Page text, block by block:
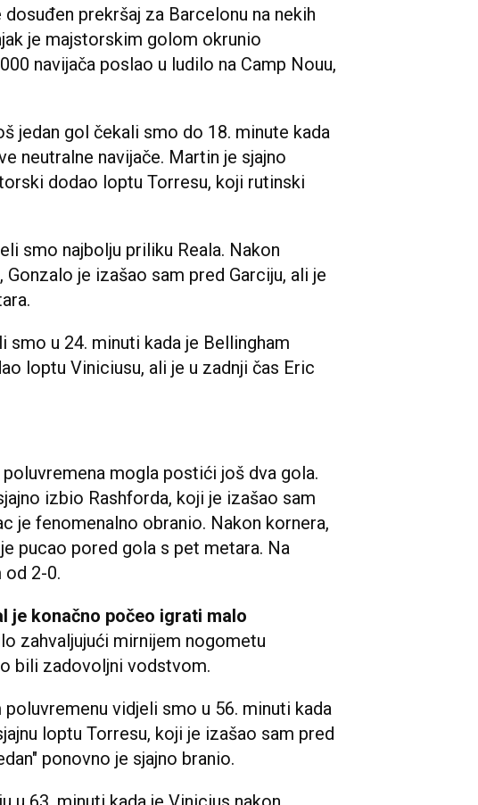
prekršaj za Barcelonu na nekih
je majstorskim golom okrunio
navijača poslao u ludilo na Camp Nouu,
jedan gol čekali smo do 18. minute kada
neutralne navijače. Martin je sjajno
dodao loptu Torresu, koji rutinski
smo najbolju priliku Reala. Nakon
je izašao sam pred Garciju, ali je
smo u 24. minuti kada je Bellingham
loptu Viniciusu, ali je u zadnji čas Eric
mogla postići još dva gola.
izbio Rashforda, koji je izašao sam
je fenomenalno obranio. Nakon kornera,
pucao pored gola s pet metara. Na
2-0.
je konačno počeo igrati malo
zahvaljujući mirnijem nogometu
bili zadovoljni vodstvom.
vidjeli smo u 56. minuti kada
loptu Torresu, koji je izašao sam pred
ponovno je sjajno branio.